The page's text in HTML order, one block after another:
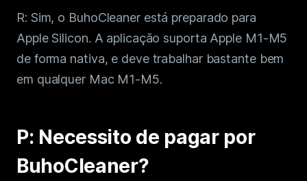
R: Sim, o BuhoCleaner está preparado para
Apple Silicon. A aplicação suporta Apple M1-M5
de forma nativa, e deve trabalhar bastante bem
em qualquer Mac M1-M5.
P: Necessito de pagar por
BuhoCleaner?